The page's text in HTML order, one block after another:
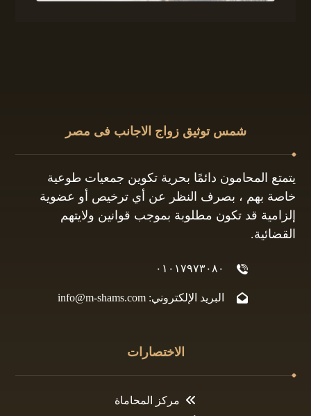
شمس توثيق زواج الاجانب فى مصر
يتمتع المحامون دائمًا بحرية تكوين جمعيات طوعية
خاصة بهم ، بصرف النظر عن أي ترخيص أو عضوية
إلزامية قد تكون مطلوبة بموجب قوانين ولايتهم
القضائية.
٠١٠١٧٩٧٣٠٨٠
البريد الإلكتروني: info@m-shams.com
الاختصارات
مركز المحاماة